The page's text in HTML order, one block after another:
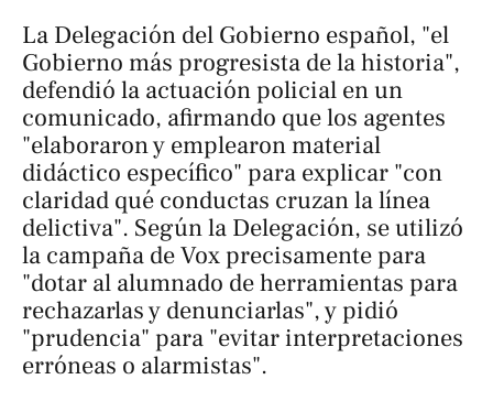
La Delegación del Gobierno español, "el
Gobierno más progresista de la historia",
defendió la actuación policial en un
comunicado, afirmando que los agentes
"elaboraron y emplearon material
didáctico específico" para explicar "con
claridad qué conductas cruzan la línea
delictiva". Según la Delegación, se utilizó
la campaña de Vox precisamente para
"dotar al alumnado de herramientas para
rechazarlas y denunciarlas", y pidió
"prudencia" para "evitar interpretaciones
erróneas o alarmistas".